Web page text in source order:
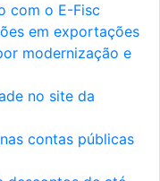
com o E-Fisc
em exportações
modernização e
no site da
contas públicas